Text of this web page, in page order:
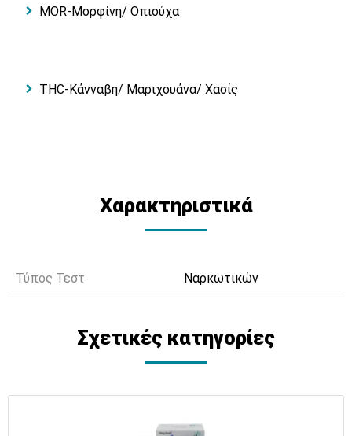
MOR-Μορφίνη/ Οπιούχα
THC-Κάνναβη/ Μαριχουάνα/ Χασίς
Χαρακτηριστικά
Τύπος Τεστ Ναρκωτικών
Σχετικές κατηγορίες